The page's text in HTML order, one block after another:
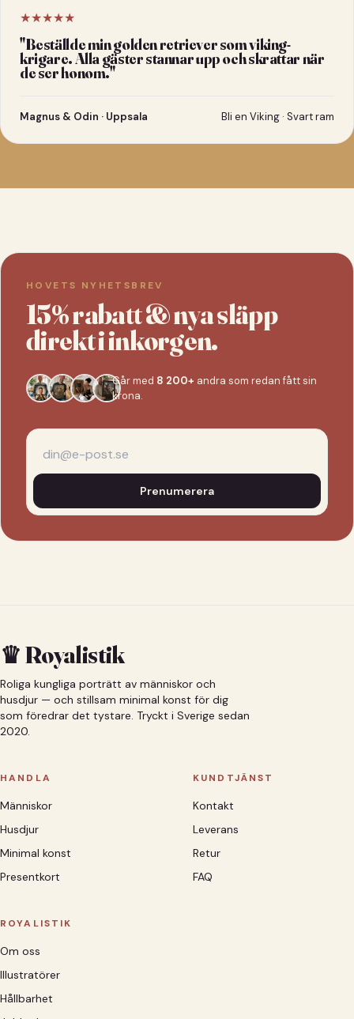
★★★★★
"Beställde min golden retriever som viking-
krigare. Alla gäster stannar upp och skrattar när
de ser honom."
Magnus & Odin · Uppsala Bli en Viking · Svart ram
HOVETS NYHETSBREV
15% rabatt & nya släpp
direkt i inkorgen.
Går med 8 200+ andra som redan fått sin
krona.
Prenumerera
♛ Royalistik
Roliga kungliga porträtt av människor och
husdjur — och stillsam minimal konst för dig
som föredrar det tystare. Tryckt i Sverige sedan
2020.
HANDLA
Människor
Husdjur
Minimal konst
Presentkort
KUNDTJÄNST
Kontakt
Leverans
Retur
FAQ
ROYALISTIK
Om oss
Illustratörer
Hållbarhet